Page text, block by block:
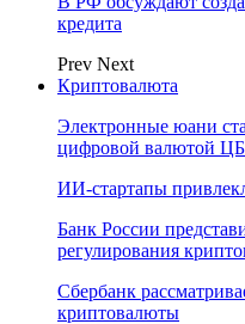
кредита
Prev Next
Криптовалюта
Электронные юани
цифровой валютой ЦБ
ИИ-стартапы
Банк России
регулирования
Сбербанк
криптовалюты